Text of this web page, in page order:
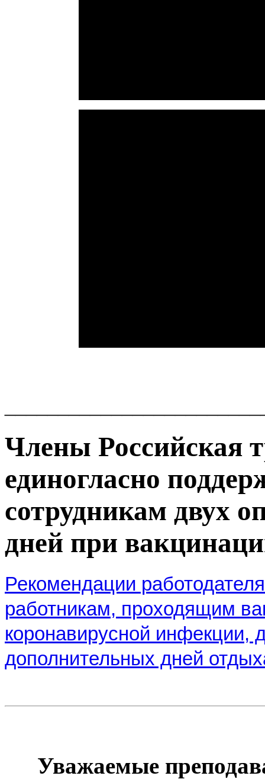
Члены Российская
единогласно
сотрудникам двух
дней при
Рекомендации
работникам, проходящим
коронавирусной инфекции,
дополнительных дней
Уважаемые